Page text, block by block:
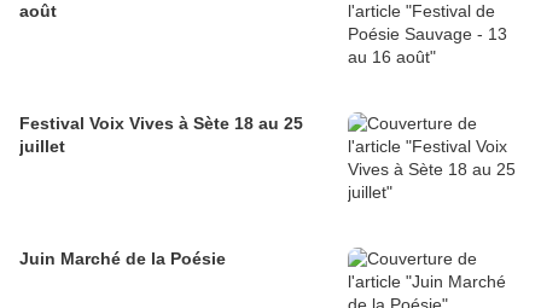
août
Festival Voix Vives à Sète 18 au 25
juillet
Juin Marché de la Poésie